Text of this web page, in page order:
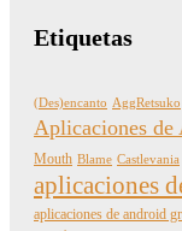
Etiquetas
(Des)encanto AggRetsuko
Aplicaciones
Mouth Blame Castlevania
aplicaciones
aplicaciones de android